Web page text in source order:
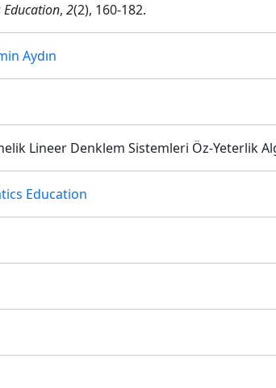
, 2(2), 160-182.
Aydın
Lineer Denklem Sistemleri Öz-Yeterlik
Education